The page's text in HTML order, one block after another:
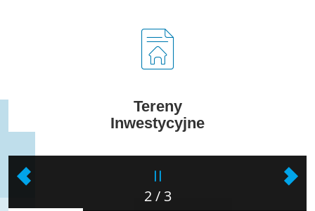
Tereny
Inwestycyjne
2/ 3